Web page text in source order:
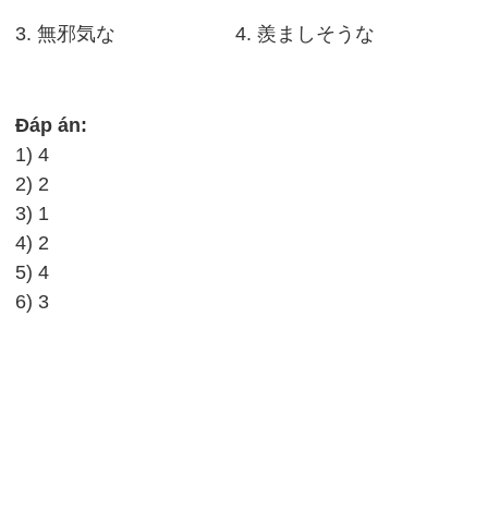
3. 無邪気な 4. 羨ましそうな
Đáp án:
1) 4
2) 2
3) 1
4) 2
5) 4
6) 3